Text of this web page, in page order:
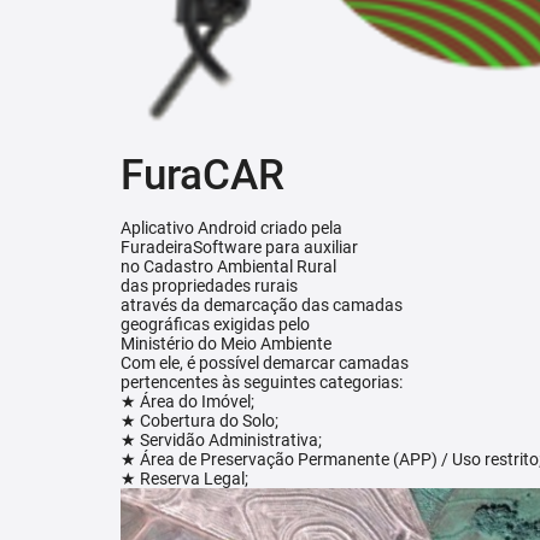
FuraCAR
Aplicativo Android criado pela
FuradeiraSoftware para auxiliar
no Cadastro Ambiental Rural
das propriedades rurais
através da demarcação das camadas
geográficas exigidas pelo
Ministério do Meio Ambiente
Com ele, é possível demarcar camadas
pertencentes às seguintes categorias:
★ Área do Imóvel;
★ Cobertura do Solo;
★ Servidão Administrativa;
★ Área de Preservação Permanente (APP) / Uso
★ Reserva Legal;